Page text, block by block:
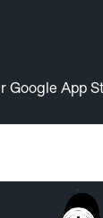
Google App